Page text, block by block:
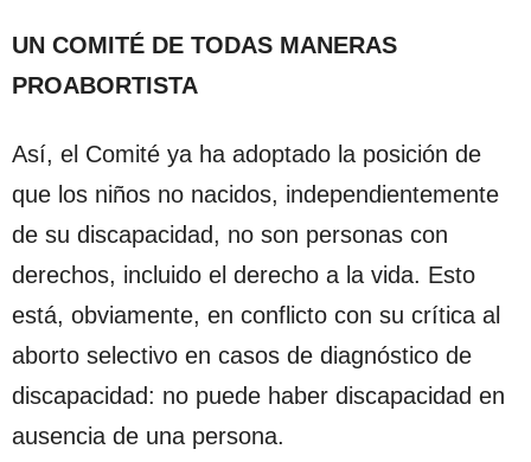
UN COMITÉ DE TODAS MANERAS
PROABORTISTA
Así, el Comité ya ha adoptado la posición de
que los niños no nacidos, independientemente
de su discapacidad, no son personas con
derechos, incluido el derecho a la vida. Esto
está, obviamente, en conflicto con su crítica al
aborto selectivo en casos de diagnóstico de
discapacidad: no puede haber discapacidad en
ausencia de una persona.